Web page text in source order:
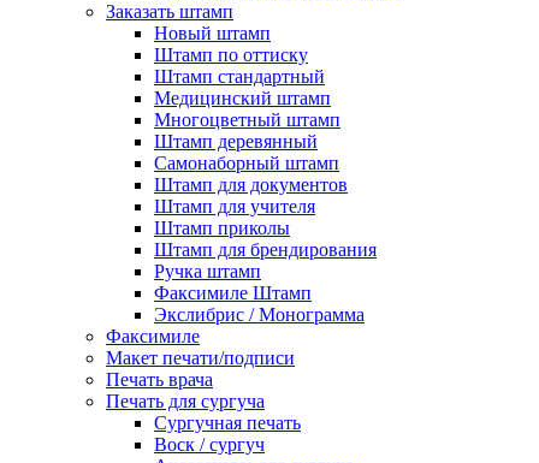
Заказать штамп
Новый штамп
Штамп по оттиску
Штамп стандартный
Медицинский штамп
Многоцветный штамп
Штамп деревянный
Самонаборный штамп
Штамп для документов
Штамп для учителя
Штамп приколы
Штамп для брендирования
Ручка штамп
Факсимиле Штамп
Экслибрис / Монограмма
Факсимиле
Макет печати/подписи
Печать врача
Печать для сургуча
Сургучная печать
Воск / сургуч